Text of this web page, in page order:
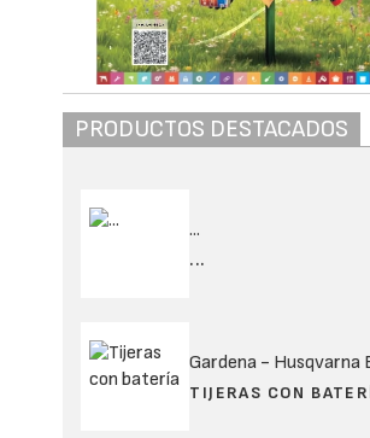
PRODUCTOS DESTACADOS
...
...
Gardena - Husqvarna
TIJERAS CON